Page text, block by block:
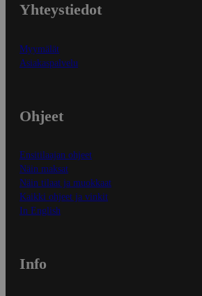
Yhteystiedot
Myymälät
Asiakaspalvelu
Ohjeet
Ensitilaajan ohjeet
Näin maksat
Näin tilaat ja muokkaat
Kaikki ohjeet ja vinkit
In English
Info